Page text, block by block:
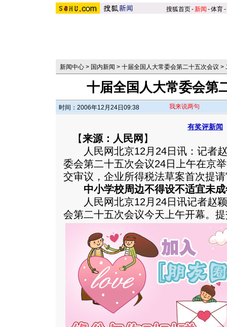
搜狐首页-新闻 -体育-
新闻中心 > 国内新闻 > 十届全国人大常委会第二十五次会议 >
十届全国人大常委会第
时间：2006年12月24日09:38 我来说两句
有奖评新闻
【来源：人民网 】
人民网北京12月24日讯：记者赵
委会第二十五次会议24日上午在京
交审议，企业所得税法草案首次提
中小学校周边不得设不适宜未
人民网北京12月24日讯记者赵颖
会第二十五次会议今天上午开幕。